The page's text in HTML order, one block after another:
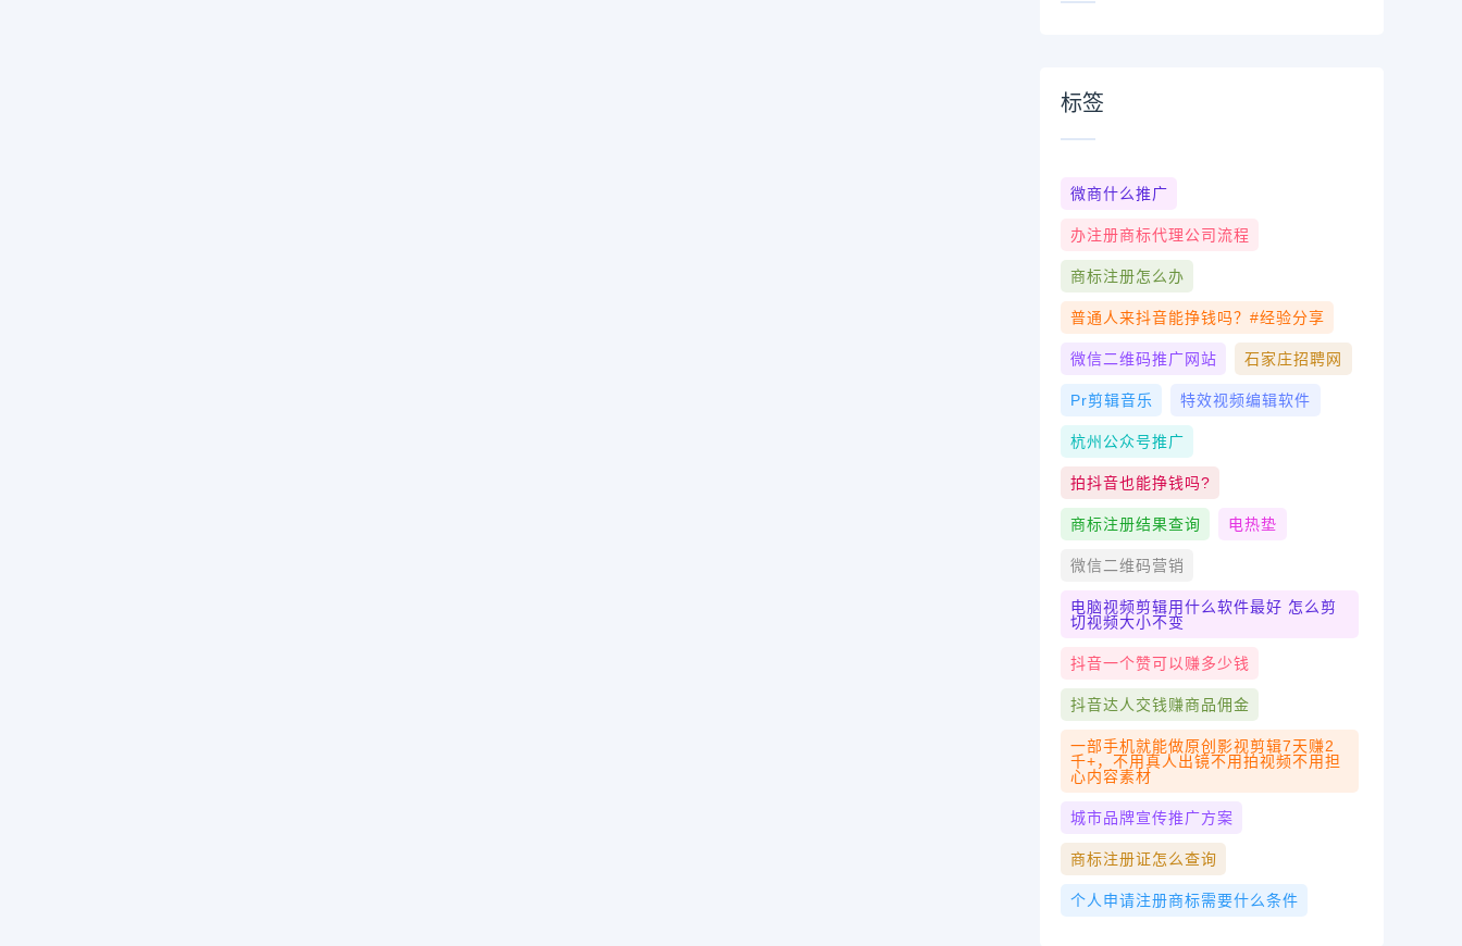
标签
微商什么推广
办注册商标代理公司流程
商标注册怎么办
普通人来抖音能挣钱吗？#经验分享
微信二维码推广网站 石家庄招聘网
Pr剪辑音乐 特效视频编辑软件
杭州公众号推广
拍抖音也能挣钱吗?
商标注册结果查询 电热垫
微信二维码营销
电脑视频剪辑用什么软件最好 怎么剪
切视频大小不变
抖音一个赞可以赚多少钱
抖音达人交钱赚商品佣金
一部手机就能做原创影视剪辑7天赚2
千+，不用真人出镜不用拍视频不用担
心内容素材
城市品牌宣传推广方案
商标注册证怎么查询
个人申请注册商标需要什么条件